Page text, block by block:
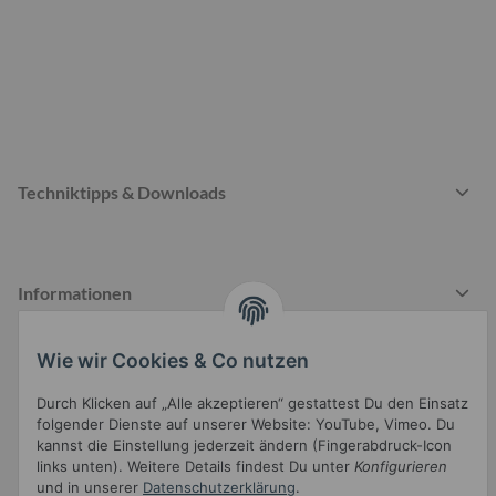
Techniktipps & Downloads
Informationen
Gesetzliche Informationen
Wie wir Cookies & Co nutzen
Durch Klicken auf „Alle akzeptieren“ gestattest Du den Einsatz
folgender Dienste auf unserer Website: YouTube, Vimeo. Du
kannst die Einstellung jederzeit ändern (Fingerabdruck-Icon
links unten). Weitere Details findest Du unter Konfigurieren
und in unserer Datenschutzerklärung.